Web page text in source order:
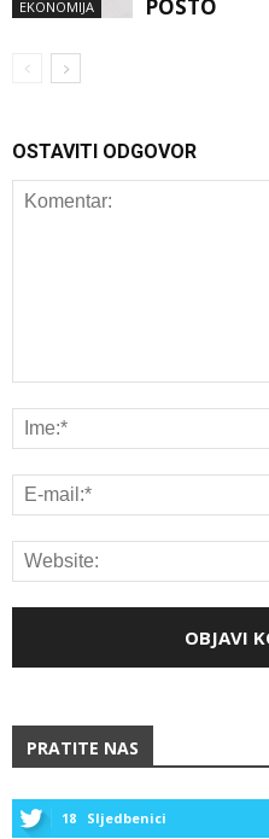
EKONOMIJA POSTO
OSTAVITI ODGOVOR
PRATITE NAS
18 Sljedbenici